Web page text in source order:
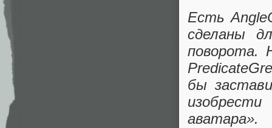
Есть
сделаны
поворота.
бы
аватара».